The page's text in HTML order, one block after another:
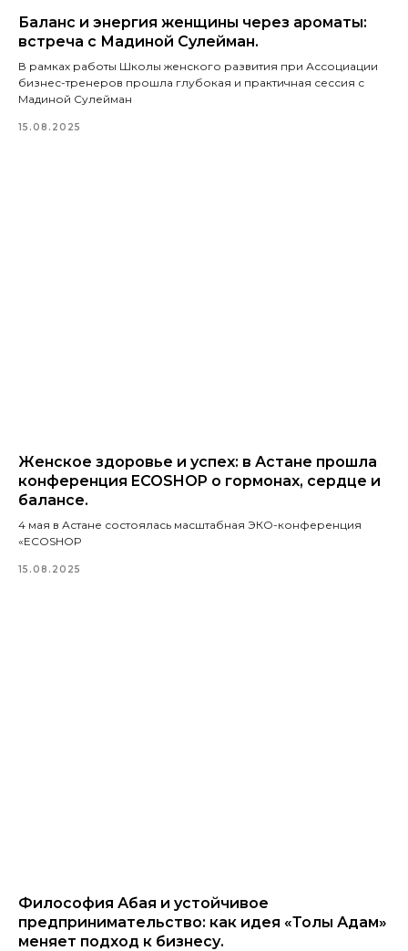
Баланс и энергия женщины через ароматы:
встреча с Мадиной Сулейман.
В рамках работы Школы женского развития при Ассоциации
бизнес-тренеров прошла глубокая и практичная сессия с
Мадиной Сулейман
15.08.2025
Женское здоровье и успех: в Астане прошла
конференция ECOSHOP о гормонах, сердце и
балансе.
4 мая в Астане состоялась масштабная ЭКО-конференция
«ECOSHOP
15.08.2025
Философия Абая и устойчивое
предпринимательство: как идея «Толық Адам»
меняет подход к бизнесу.